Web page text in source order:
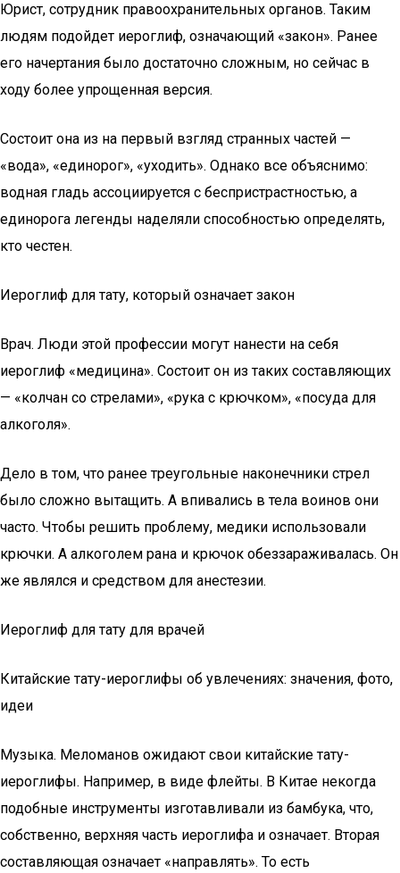
Юрист, сотрудник правоохранительных органов. Таким
людям подойдет иероглиф, означающий «закон». Ранее
его начертания было достаточно сложным, но сейчас в
ходу более упрощенная версия.
Состоит она из на первый взгляд странных частей —
«вода», «единорог», «уходить». Однако все объяснимо:
водная гладь ассоциируется с беспристрастностью, а
единорога легенды наделяли способностью определять,
кто честен.
Иероглиф для тату, который означает закон
Врач. Люди этой профессии могут нанести на себя
иероглиф «медицина». Состоит он из таких составляющих
— «колчан со стрелами», «рука с крючком», «посуда для
алкоголя».
Дело в том, что ранее треугольные наконечники стрел
было сложно вытащить. А впивались в тела воинов они
часто. Чтобы решить проблему, медики использовали
крючки. А алкоголем рана и крючок обеззараживалась. Он
же являлся и средством для анестезии.
Иероглиф для тату для врачей
Китайские тату-иероглифы об увлечениях: значения, фото,
идеи
Музыка. Меломанов ожидают свои китайские тату-
иероглифы. Например, в виде флейты. В Китае некогда
подобные инструменты изготавливали из бамбука, что,
собственно, верхняя часть иероглифа и означает. Вторая
составляющая означает «направлять». То есть